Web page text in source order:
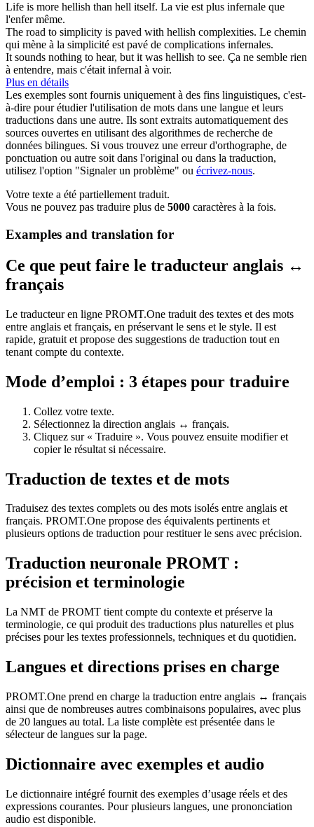
Life is more hellish than hell itself. La vie est plus infernale que
l'enfer même.
The road to simplicity is paved with hellish complexities. Le chemin
qui mène à la simplicité est pavé de complications infernales.
It sounds nothing to hear, but it was hellish to see. Ça ne semble rien
à entendre, mais c'était infernal à voir.
Plus en détails
Les exemples sont fournis uniquement à des fins linguistiques, c'est-
à-dire pour étudier l'utilisation de mots dans une langue et leurs
traductions dans une autre. Ils sont extraits automatiquement des
sources ouvertes en utilisant des algorithmes de recherche de
données bilingues. Si vous trouvez une erreur d'orthographe, de
ponctuation ou autre soit dans l'original ou dans la traduction,
utilisez l'option "Signaler un problème" ou écrivez-nous.
Votre texte a été partiellement traduit.
Vous ne pouvez pas traduire plus de 5000 caractères à la fois.
Examples and translation for
Ce que peut faire le traducteur anglais ↔
français
Le traducteur en ligne PROMT.One traduit des textes et des mots
entre anglais et français, en préservant le sens et le style. Il est
rapide, gratuit et propose des suggestions de traduction tout en
tenant compte du contexte.
Mode d’emploi : 3 étapes pour traduire
Collez votre texte.
Sélectionnez la direction anglais ↔ français.
Cliquez sur « Traduire ». Vous pouvez ensuite modifier et
copier le résultat si nécessaire.
Traduction de textes et de mots
Traduisez des textes complets ou des mots isolés entre anglais et
français. PROMT.One propose des équivalents pertinents et
plusieurs options de traduction pour restituer le sens avec précision.
Traduction neuronale PROMT :
précision et terminologie
La NMT de PROMT tient compte du contexte et préserve la
terminologie, ce qui produit des traductions plus naturelles et plus
précises pour les textes professionnels, techniques et du quotidien.
Langues et directions prises en charge
PROMT.One prend en charge la traduction entre anglais ↔ français
ainsi que de nombreuses autres combinaisons populaires, avec plus
de 20 langues au total. La liste complète est présentée dans le
sélecteur de langues sur la page.
Dictionnaire avec exemples et audio
Le dictionnaire intégré fournit des exemples d’usage réels et des
expressions courantes. Pour plusieurs langues, une prononciation
audio est disponible.